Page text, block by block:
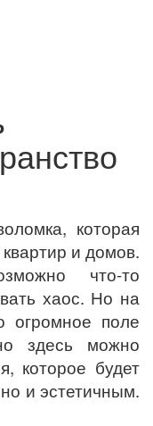
которая
и домов.
что-то
хаос. Но на
поле
здесь можно
которое будет
и эстетичным.